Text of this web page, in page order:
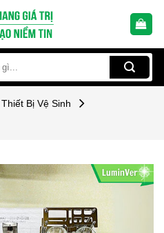
Thiết Bị Vệ Sinh